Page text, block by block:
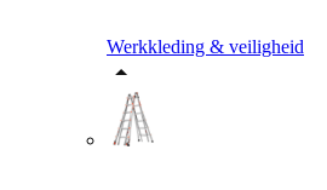
Werkkleding & veiligheid